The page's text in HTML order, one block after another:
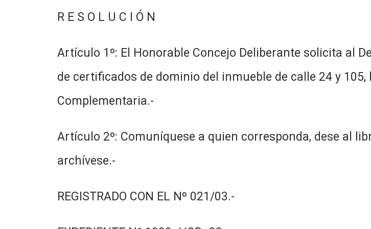
R E S O L U C I Ó N
Artículo 1º: El Honorable Concejo Deliberante solicita al
de certificados de dominio del inmueble de calle 24 y
Complementaria.-
Artículo 2º: Comuníquese a quien corresponda, dese al
archívese.-
REGISTRADO CON EL Nº 021/03.-